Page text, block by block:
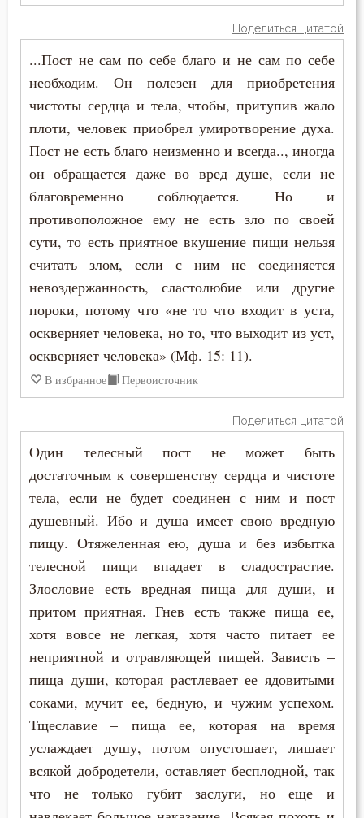
Поделиться цитатой
...Пост не сам по себе благо и не сам по себе
необходим. Он полезен для приобретения
чистоты сердца и тела, чтобы, притупив жало
плоти, человек приобрел умиротворение духа.
Пост не есть благо неизменно и всегда.., иногда
он обращается даже во вред душе, если не
благовременно соблюдается. Но и
противоположное ему не есть зло по своей
сути, то есть приятное вкушение пищи нельзя
считать злом, если с ним не соединяется
невоздержанность, сластолюбие или другие
пороки, потому что «не то что входит в уста,
оскверняет человека, но то, что выходит из уст,
оскверняет человека» (Мф. 15: 11).
В избранное Первоисточник
Поделиться цитатой
Один телесный пост не может быть
достаточным к совершенству сердца и чистоте
тела, если не будет соединен с ним и пост
душевный. Ибо и душа имеет свою вредную
пищу. Отяжеленная ею, душа и без избытка
телесной пищи впадает в сладострастие.
Злословие есть вредная пища для души, и
притом приятная. Гнев есть также пища ее,
хотя вовсе не легкая, хотя часто питает ее
неприятной и отравляющей пищей. Зависть –
пища души, которая растлевает ее ядовитыми
соками, мучит ее, бедную, и чужим успехом.
Тщеславие – пища ее, которая на время
услаждает душу, потом опустошает, лишает
всякой добродетели, оставляет бесплодной, так
что не только губит заслуги, но еще и